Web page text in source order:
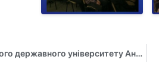
Викладачка кафедри управління Сумського державного університету Анастасія Нєшева успішно завершила COIL Elements Workshop